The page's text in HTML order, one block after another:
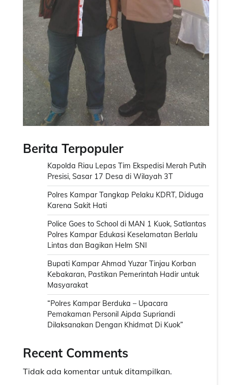
Berita Terpopuler
Kapolda Riau Lepas Tim Ekspedisi Merah Putih
Presisi, Sasar 17 Desa di Wilayah 3T
Polres Kampar Tangkap Pelaku KDRT, Diduga
Karena Sakit Hati
Police Goes to School di MAN 1 Kuok, Satlantas
Polres Kampar Edukasi Keselamatan Berlalu
Lintas dan Bagikan Helm SNI
Bupati Kampar Ahmad Yuzar Tinjau Korban
Kebakaran, Pastikan Pemerintah Hadir untuk
Masyarakat
“Polres Kampar Berduka – Upacara
Pemakaman Personil Aipda Supriandi
Dilaksanakan Dengan Khidmat Di Kuok”
Recent Comments
Tidak ada komentar untuk ditampilkan.